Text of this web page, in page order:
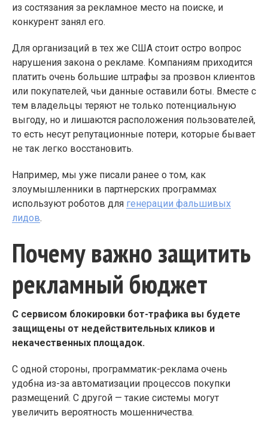
из состязания за рекламное место на поиске, и
конкурент занял его.
Для организаций в тех же США стоит остро вопрос
нарушения закона о рекламе. Компаниям приходится
платить очень большие штрафы за прозвон клиентов
или покупателей, чьи данные оставили боты. Вместе с
тем владельцы теряют не только потенциальную
выгоду, но и лишаются расположения пользователей,
то есть несут репутационные потери, которые бывает
не так легко восстановить.
Например, мы уже писали ранее о том, как
злоумышленники в партнерских программах
используют роботов для генерации фальшивых
лидов.
Почему важно защитить
рекламный бюджет
С сервисом блокировки бот-трафика вы будете
защищены от недействительных кликов и
некачественных площадок.
С одной стороны, программатик-реклама очень
удобна из-за автоматизации процессов покупки
размещений. С другой — такие системы могут
увеличить вероятность мошенничества.